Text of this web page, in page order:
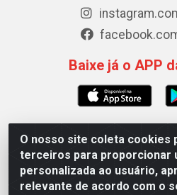
O nosso site coleta cookies
terceiros para proporcionar
personalizada ao usuário,
relevante de acordo com o
Baixe já o APP
Polybalas - Rua João Miguel
Ernesto Geisel, João Pessoa/PB
00.909.327/